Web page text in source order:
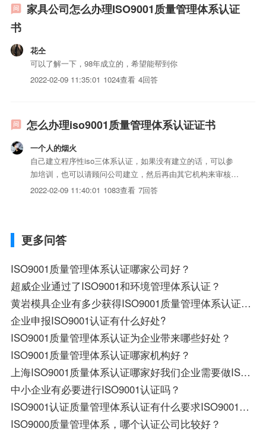
家具公司怎么办理ISO9001质量管理体系认证
书
花仝
可以了解一下，98年成立的，希望能帮到你
2022-02-09 11:35:01 1024查看 4回答
怎么办理iso9001质量管理体系认证证书
一个人的烟火
自己建立程序性iso三体系认证，如果没有建立的话，可以参
加培训，也可以请顾问公司建立，然后再由其它机构来审核发
证书。你们可以找一下SGS。也可以HI我。我是SGS国际认
2022-02-09 11:40:01 1083查看 7回答
更多问答
ISO9001质量管理体系认证哪家公司好？
超威企业通过了ISO9001和环境管理体系认证？
黄岩模具企业有多少获得ISO9001质量管理体系认证证？
企业申报ISO9001认证有什么好处?
ISO9001质量管理体系认证为企业带来哪些好处？
ISO9001质量管理体系认证哪家机构好？
上海ISO9001质量体系认证哪家好我们企业需要做ISO9001质量管理体系认证
中小企业有必要进行ISO9001认证吗？
ISO9001认证质量管理体系认证有什么要求ISO9001认证质量管理体系认证有什么要求
ISO9000质量管理体系，哪个认证公司比较好？